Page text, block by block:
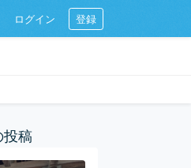
ログイン 登録
稿